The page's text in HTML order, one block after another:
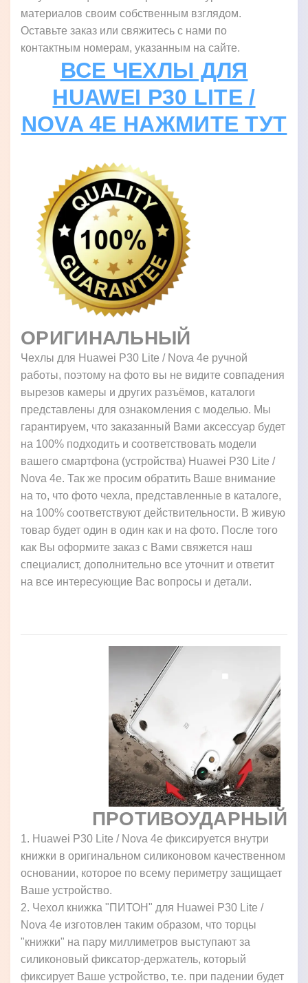
материалов своим собственным взглядом.
Оставьте заказ или свяжитесь с нами по
контактным номерам, указанным на сайте.
ВСЕ ЧЕХЛЫ ДЛЯ
HUAWEI P30 LITE /
NOVA 4E НАЖМИТЕ ТУТ
ОРИГИНАЛЬНЫЙ
Чехлы для Huawei P30 Lite / Nova 4e ручной
работы, поэтому на фото вы не видите совпадения
вырезов камеры и других разъёмов, каталоги
представлены для ознакомления с моделью. Мы
гарантируем, что заказанный Вами аксессуар будет
на 100% подходить и соответствовать модели
вашего смартфона (устройства) Huawei P30 Lite /
Nova 4e. Так же просим обратить Ваше внимание
на то, что фото чехла, представленные в каталоге,
на 100% соответствуют действительности. В живую
товар будет один в один как и на фото. После того
как Вы оформите заказ с Вами свяжется наш
специалист, дополнительно все уточнит и ответит
на все интересующие Вас вопросы и детали.
ПРОТИВОУДАРНЫЙ
1. Huawei P30 Lite / Nova 4e фиксируется внутри
книжки в оригинальном силиконовом качественном
основании, которое по всему периметру защищает
Ваше устройство.
2. Чехол книжка "ПИТОН" для Huawei P30 Lite /
Nova 4e изготовлен таким образом, что торцы
"книжки" на пару миллиметров выступают за
силиконовый фиксатор-держатель, который
фиксирует Ваше устройство, т.е. при падении будет